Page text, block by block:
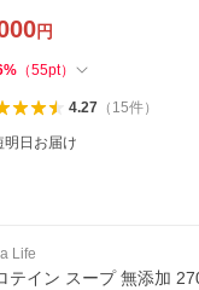
円
% （55pt）
4.27（ 15件）
明日お届け
Life
テイン スープ 無添加